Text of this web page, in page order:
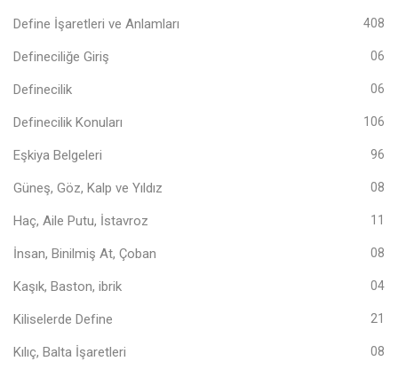
Define İşaretleri ve Anlamları 408
Defineciliğe Giriş 06
Definecilik 06
Definecilik Konuları 106
Eşkiya Belgeleri 96
Güneş, Göz, Kalp ve Yıldız 08
Haç, Aile Putu, İstavroz 11
İnsan, Binilmiş At, Çoban 08
Kaşık, Baston, ibrik 04
Kiliselerde Define 21
Kılıç, Balta İşaretleri 08